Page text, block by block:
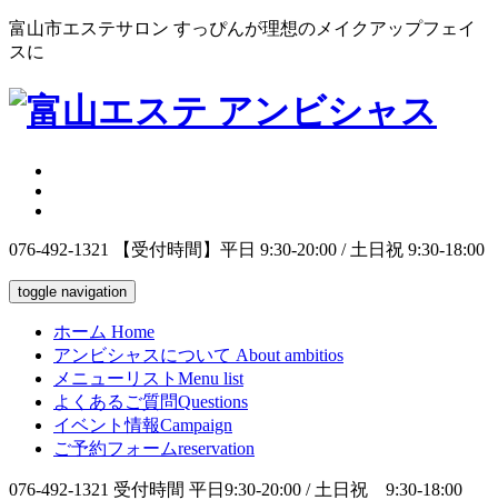
富山市エステサロン すっぴんが理想のメイクアップフェイ
スに
076-492-1321 【受付時間】平日 9:30-20:00 / 土日祝 9:30-18:00
toggle navigation
ホーム Home
アンビシャスについて About ambitios
メニューリスト Menu list
よくあるご質問Questions
イベント情報Campaign
ご予約フォームreservation
076-492-1321 受付時間 平日9:30-20:00 / 土日祝 9:30-18:00